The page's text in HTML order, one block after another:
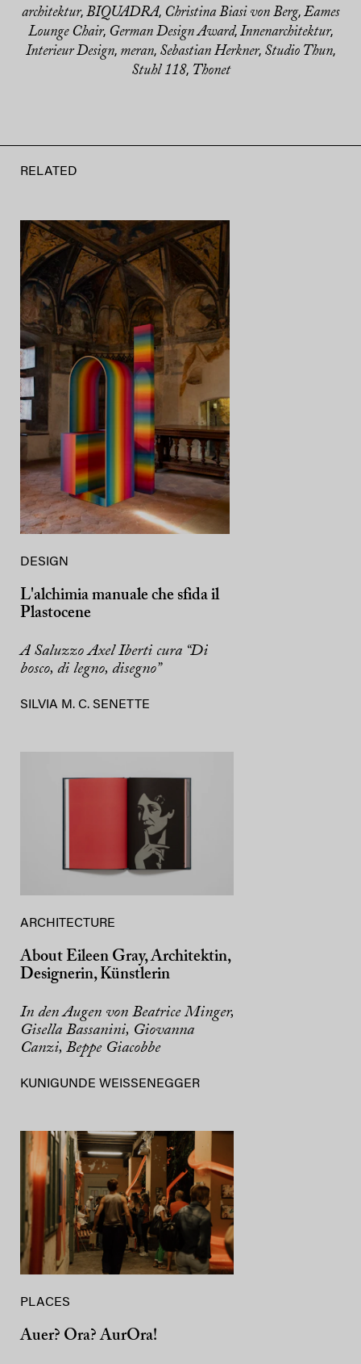
architektur, BIQUADRA, Christina Biasi von Berg, Eames
Lounge Chair, German Design Award, Innenarchitektur,
Interieur Design, meran, Sebastian Herkner, Studio Thun,
Stuhl 118, Thonet
RELATED
DESIGN
L'alchimia manuale che sfida il
Plastocene
A Saluzzo Axel Iberti cura “Di
bosco, di legno, disegno”
SILVIA M. C. SENETTE
ARCHITECTURE
About Eileen Gray, Architektin,
Designerin, Künstlerin
In den Augen von Beatrice Minger,
Gisella Bassanini, Giovanna
Canzi, Beppe Giacobbe
KUNIGUNDE WEISSENEGGER
PLACES
Auer? Ora? AurOra!